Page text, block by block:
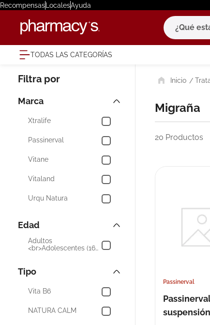
RecompensasLocalesAyuda
¿Qué estas
TODAS LAS CATEGORÍAS
Marca
Xtralife
Passinerval
Vitane
Vitaland
Urqu Natura
Proalgan
Neurolife
Neurobion
Mostrar 8 más
Edad
Adultos
<br>Adolescentes (16
Tipo
Vita B6
NATURA CALM
Migraña
20 Productos
Passinerval
1.
3
4
6.
pañales